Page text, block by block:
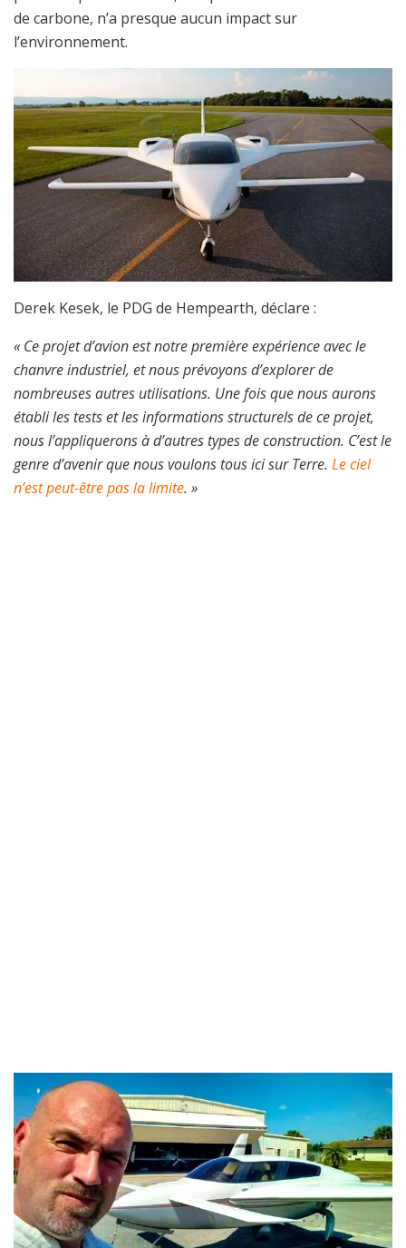
de carbone, n’a presque aucun impact sur
l’environnement.
Derek Kesek, le PDG de Hempearth, déclare :
« Ce projet d’avion est notre première expérience avec le
chanvre industriel, et nous prévoyons d’explorer de
nombreuses autres utilisations. Une fois que nous aurons
établi les tests et les informationsstructurelsde ce projet,
nous l’appliquerons à d’autres types de construction. C’est le
genre d’avenir que nous voulons tous ici sur Terre. Le ciel
n’est peut-être pas la limite. »